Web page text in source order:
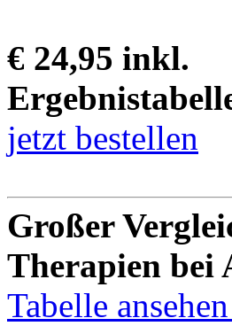
€ 24,95 inkl.
jetzt bestellen
Großer
Therapien bei
Tabelle